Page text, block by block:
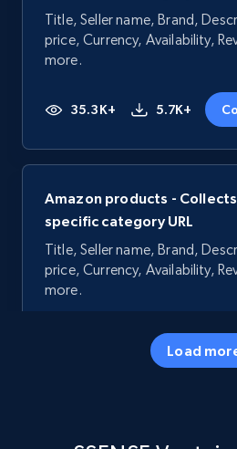
Title, Seller name, Brand,
price, Currency, Availability,
more.
35.3K+ 5.7K+
Amazon products -
specific category URL
Title, Seller name, Brand,
price, Currency, Availability,
more.
5.7K+
Load